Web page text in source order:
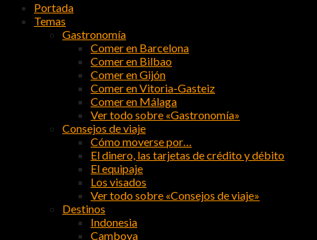
Portada
Temas
Gastronomía
Comer en Barcelona
Comer en Bilbao
Comer en Gijón
Comer en Vitoria-Gasteiz
Comer en Málaga
Ver todo sobre «Gastronomía»
Consejos de viaje
Cómo moverse por…
El dinero, las tarjetas de crédito y débito
El equipaje
Los visados
Ver todo sobre «Consejos de viaje»
Destinos
Indonesia
Camboya